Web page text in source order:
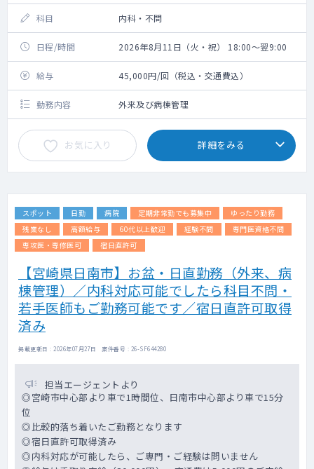
科目 内科・不問
日程/時間 2026年8月11日（火・祝） 18:00～翌9:00
給与 45,000円/回（税込・交通費込）
勤務内容 外来及び病棟管理
お気に入り 詳細をみる
スポット 日勤 病院 定期非常勤でも募集中
ゆったり勤務
残業なし
高額給与 60代以上歓迎 経験不問
専門医資格不問
専攻医・専修医可
宿日直許可
【宮崎県日南市】お盆・日直勤務（外来、病
棟管理）／内科対応可能でしたら科目不問・
若手医師もご勤務可能です／宿日直許可取得
済み
掲載更新日 : 2026年07月27日 案件番号 : 26-SF644280
担当エージェントより
◎宮崎市中心部より車で1時間位、日南市中心部より車で15分
位
◎比較的落ち着いたご勤務となります
◎宿日直許可取得済み
◎内科対応が可能したら、ご専門・ご経験は問いません